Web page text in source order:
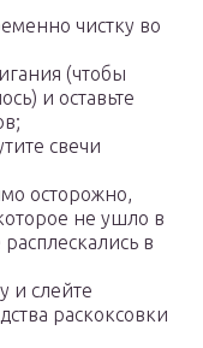
чистку во
(чтобы
и оставьте
свечи
осторожно,
не ушло в
в
и слейте
раскоксовки